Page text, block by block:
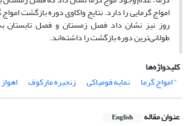
روز نیز نشان داد فصل زمستان و فصل تابستان
طولانی‌‌ترین دوره‌ بازگشت را داشته‌اند.
کلیدواژه‌ها
" امواج گرما
نمایه فومیاکی زنجیره مارکوف
عنوان مقاله English